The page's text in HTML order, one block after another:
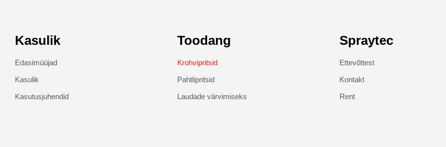
Kasulik
Edasimüüjad
Kasulik
Kasutusjuhendid
Toodang
Krohvipritsid
Pahtlipritsid
Laudade värvimiseks
Spraytec
Ettevõttest
Kontakt
Rent